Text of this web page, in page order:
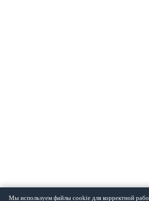
Мы используем файлы cookie для корректной